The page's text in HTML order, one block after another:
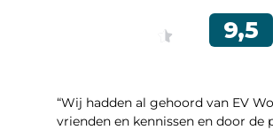
“Wij hadden al gehoord van EV
vrienden en kennissen en door de